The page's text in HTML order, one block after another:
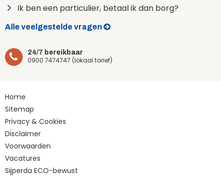
Ik ben een particulier, betaal ik dan borg?
Alle veelgestelde vragen
24/7 bereikbaar
0900 7474747 (lokaal tarief)
Home
Sitemap
Privacy & Cookies
Disclaimer
Voorwaarden
Vacatures
Sijperda ECO-bewust